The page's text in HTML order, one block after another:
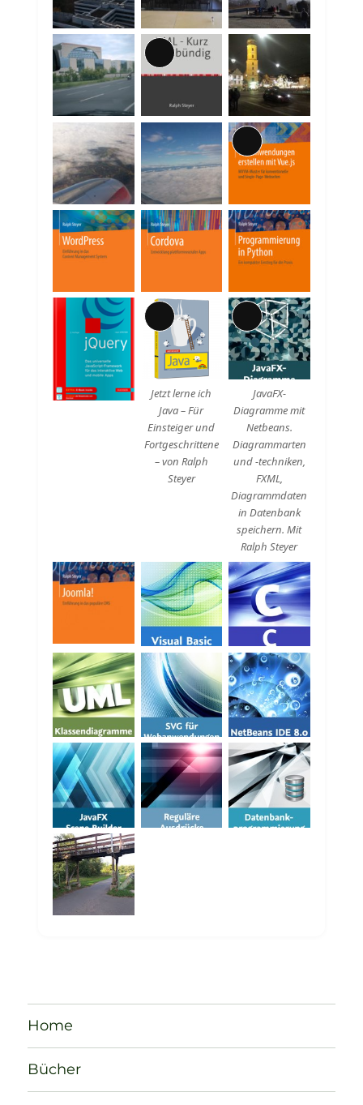
Lange
Beschreibung
Lange
Beschreibung
Lange
Beschreibung
Jetzt lerne ich
Java – Für
Einsteiger und
Fortgeschrittene
– von Ralph
Steyer
Lange
Beschreibung
JavaFX-
Diagramme mit
Netbeans.
Diagrammarten
und -techniken,
FXML,
Diagrammdaten
in Datenbank
speichern. Mit
Ralph Steyer
Home
Bücher